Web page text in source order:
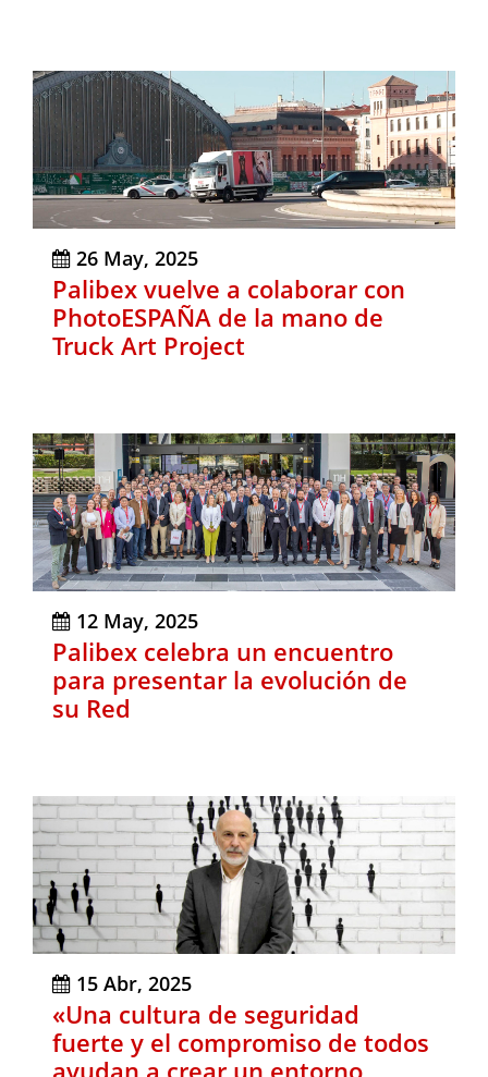
26 May, 2025
Palibex vuelve a colaborar con
PhotoESPAÑA de la mano de
Truck Art Project
12 May, 2025
Palibex celebra un encuentro
para presentar la evolución de
su Red
15 Abr, 2025
«Una cultura de seguridad
fuerte y el compromiso de todos
ayudan a crear un entorno